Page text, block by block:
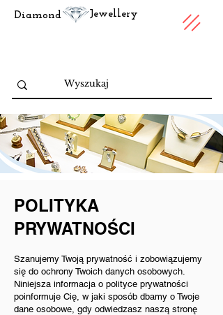
Diamond Jewellery
POLITYKA
PRYWATNOŚCI
Szanujemy Twoją prywatność i zobowiązujemy
się do ochrony Twoich danych osobowych.
Niniejsza informacja o polityce prywatności
poinformuje Cię, w jaki sposób dbamy o Twoje
dane osobowe, gdy odwiedzasz naszą stronę